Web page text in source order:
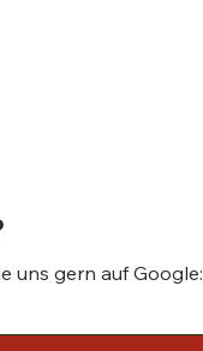
uns gern auf Google: